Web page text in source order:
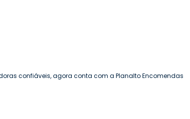
confiáveis, agora conta com a Planalto Encomendas